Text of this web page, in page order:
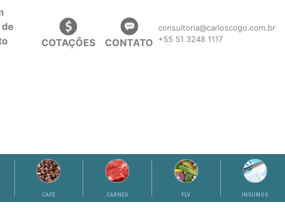
COTAÇÕES CONTATO
consultoria@carloscogo.com.br
+55 51 3248 1117
CAFÉ CARNES FLV INSUMOS